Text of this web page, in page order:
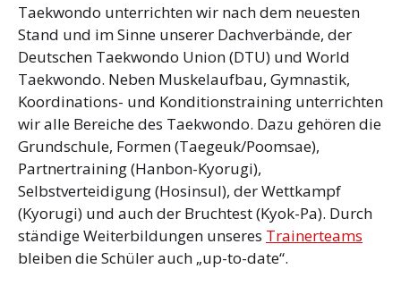
Taekwondo unterrichten wir nach dem neuesten
Stand und im Sinne unserer Dachverbände, der
Deutschen Taekwondo Union (DTU) und World
Taekwondo. Neben Muskelaufbau, Gymnastik,
Koordinations- und Konditionstraining unterrichten
wir alle Bereiche des Taekwondo. Dazu gehören die
Grundschule, Formen (Taegeuk/Poomsae),
Partnertraining (Hanbon-Kyorugi),
Selbstverteidigung (Hosinsul), der Wettkampf
(Kyorugi) und auch der Bruchtest (Kyok-Pa). Durch
ständige Weiterbildungen unseres Trainerteams
bleiben die Schüler auch „up-to-date“.